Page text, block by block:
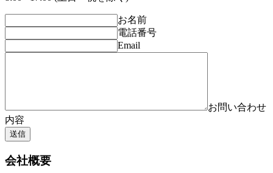
お名前
電話番号
Email
お問い合わせ
内容
送信
会社概要